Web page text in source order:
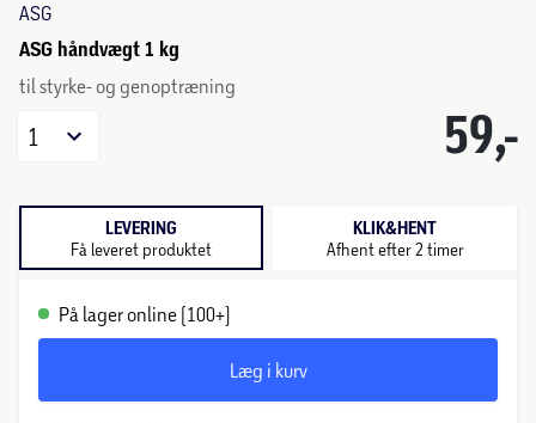
ASG
ASG håndvægt 1 kg
til styrke- og genoptræning
59,-
1
LEVERING
Få leveret produktet
KLIK&HENT
Afhent efter 2 timer
På lager online (100+)
Læg i kurv